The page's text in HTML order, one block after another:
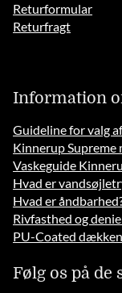
Returformular
Returfragt
Information
Guideline for valg
Kinnerup Supreme
Vaskeguide
Hvad er
Hvad er
Rivfasthed og
PU-Coated
Følg os på de